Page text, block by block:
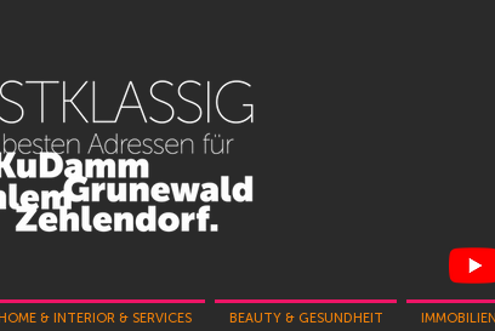
& INTERIOR & SERVICES BEAUTY & GESUNDHEIT